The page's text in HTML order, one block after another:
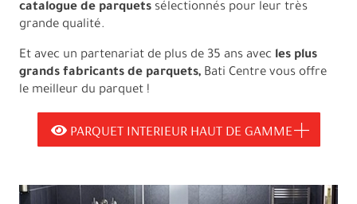
catalogue de parquets sélectionnés pour leur très
grande qualité.
Et avec un partenariat de plus de 35 ans avec les plus
grands fabricants de parquets, Bati Centre vous offre
le meilleur du parquet !
PARQUET INTERIEUR HAUT DE GAMME